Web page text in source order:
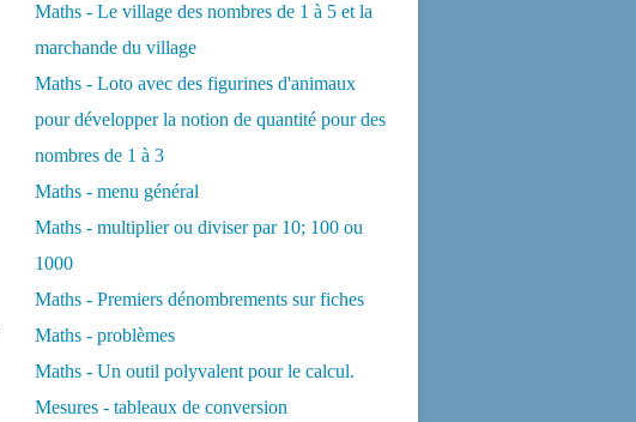
Maths - Le village des nombres de 1 à 5 et la
marchande du village
Maths - Loto avec des figurines d'animaux
pour développer la notion de quantité pour des
nombres de 1 à 3
Maths - menu général
Maths - multiplier ou diviser par 10; 100 ou
1000
Maths - Premiers dénombrements sur fiches
Maths - problèmes
Maths - Un outil polyvalent pour le calcul.
Mesures - tableaux de conversion